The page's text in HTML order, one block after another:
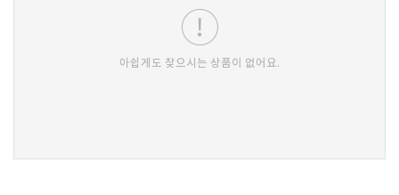
아쉽게도 찾으시는 상품이 없어요.